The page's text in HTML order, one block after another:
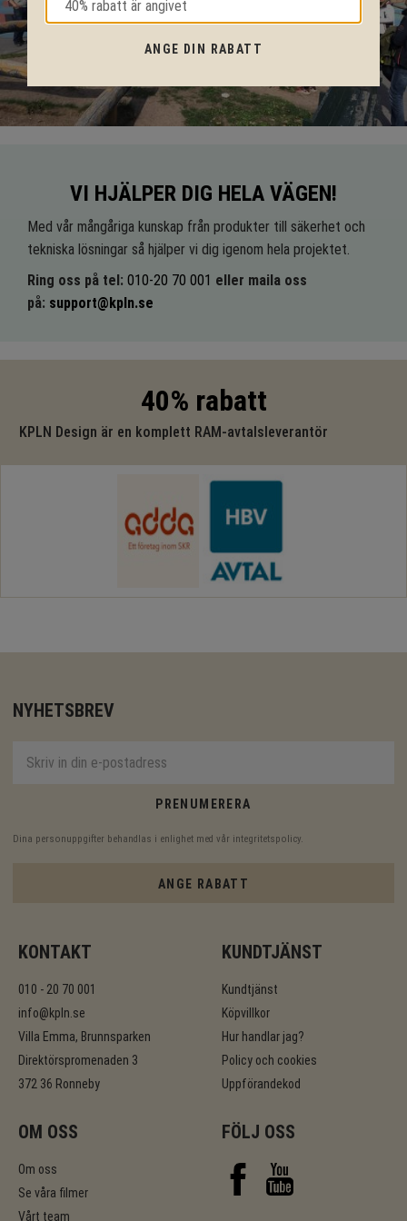
VI HJÄLPER DIG HELA VÄGEN!
Med vår mångåriga kunskap från produkter till säkerhet och
tekniska lösningar så hjälper vi dig igenom hela projektet.
Ring oss på tel: 010-20 70 001 eller maila oss
på: support@kpln.se
40% rabatt
KPLN Design är en komplett RAM-avtalsleverantör
NYHETSBREV
PRENUMERERA
Dina personuppgifter behandlas i enlighet med vår integritetspolicy
ANGE RABATT
KONTAKT
010 - 20 70 001
info@kpln.se
Villa Emma, Brunnsparken
Direktörspromenaden 3
372 36 Ronneby
KUNDTJÄNST
Kundtjänst
Köpvillkor
Hur handlar jag?
Policy och cookies
Uppförandekod
OM OSS
Om oss
Se våra filmer
Vårt team
FÖLJ OSS
ANGE DIN RABATT